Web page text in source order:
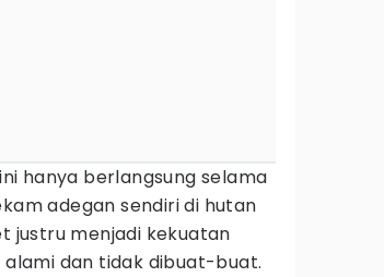
hanya berlangsung selama
adegan sendiri di hutan
justru menjadi kekuatan
dan tidak dibuat-buat.